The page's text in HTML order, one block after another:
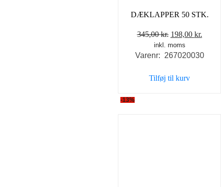
DÆKLAPPER 50 STK.
345,00kr. Den
oprindelige
pris
345,00 kr..
198,00 kr.
pris
inkl. moms
Varenr: 267020030
Tilføj til kurv
-13%